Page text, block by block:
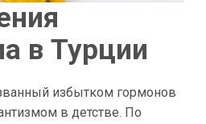
в Турции
избытком гормонов
в детстве. По